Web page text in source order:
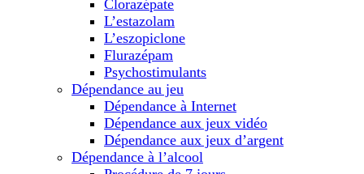
Clorazépate
L’estazolam
L’eszopiclone
Flurazépam
Psychostimulants
Dépendance au jeu
Dépendance à Internet
Dépendance aux jeux vidéo
Dépendance aux jeux d’argent
Dépendance à l’alcool